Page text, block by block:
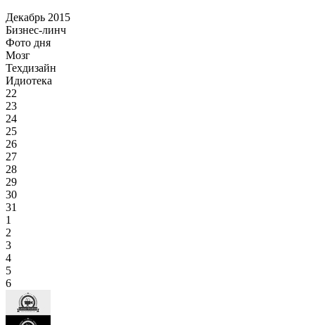
Декабрь 2015
Бизнес-линч
Фото дня
Мозг
Техдизайн
Идиотека
22
23
24
25
26
27
28
29
30
31
1
2
3
4
5
6